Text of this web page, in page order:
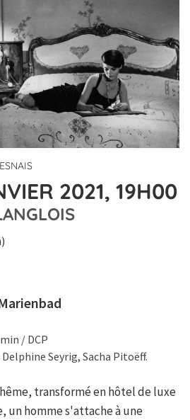
2021, 19H00
/ DCP
Seyrig, Sacha Pitoëff.
transformé en hôtel de luxe
un homme s'attache à une